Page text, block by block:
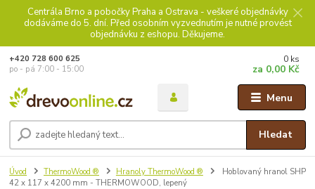
Centrála Brno a pobočky Praha a Ostrava - veškeré objednávky
dodáváme do 5. dní. Před osobním vyzvednutím je nutné provést
objednávku z eshopu. Děkujeme.
Menu
Hledat
+420 728 600 625
po - pá 7:00 - 15:00
0 ks
za 0,00 Kč
Úvod ThermoWood ® Hranoly ThermoWood ®
Hoblovaný hranol SHP
42 x 117 x 4200 mm - THERMOWOOD, lepený